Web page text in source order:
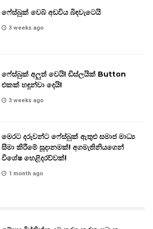
ෆේස්බුක් වෙබ් අඩවිය බිඳවැටෙයි
3 weeks ago
ෆේස්බුක් අලුත් වෙයි! ඩිස්ලයික් Button
එකක් හඳුන්වා දෙයි!
3 weeks ago
මෙරට දරුවන්ට ෆේස්බුක් ඇතුළු සමාජ මාධ්‍ය
සීමා කිරීමේ සූදානමක්! අගමැතිනියගෙන්
විශේෂ හෙළිදරව්වක්!
1 month ago